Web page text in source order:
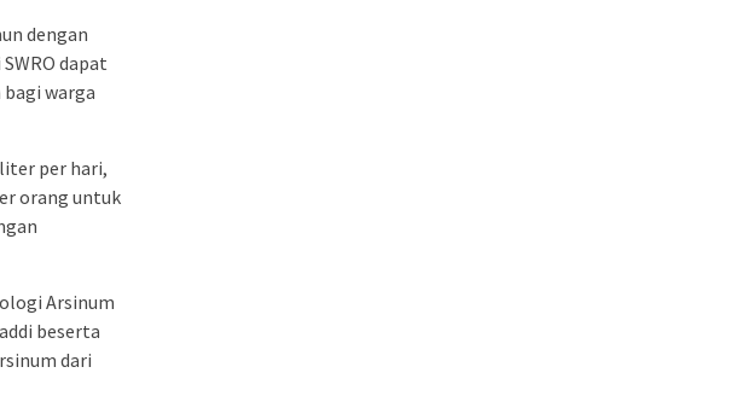
dengan
dapat
warga
per hari,
orang untuk
Arsinum
beserta
dari